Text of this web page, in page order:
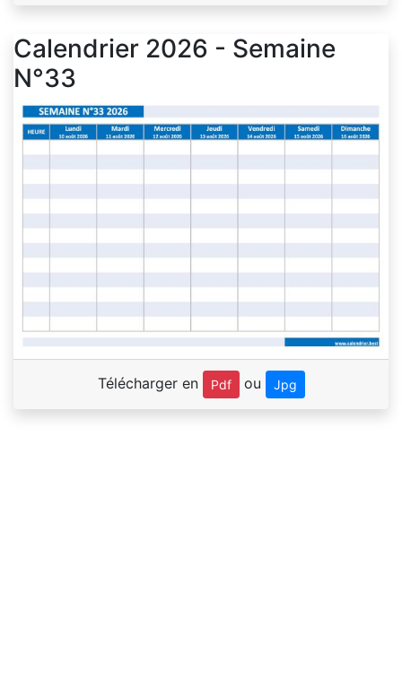
Calendrier 2026 - Semaine
N°33
Télécharger en Pdf ou Jpg